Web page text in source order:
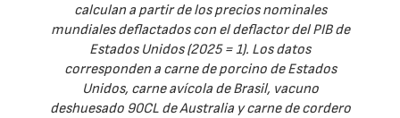
calculan a partir de los precios nominales
mundiales deflactados con el deflactor del PIB de
Estados Unidos (2025 = 1). Los datos
corresponden a carne de porcino de Estados
Unidos, carne avícola de Brasil, vacuno
deshuesado 90CL de Australia y carne de cordero